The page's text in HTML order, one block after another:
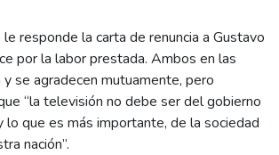
responde la carta de renuncia a Gustavo
por la labor prestada. Ambos en las
se agradecen mutuamente, pero
“la televisión no debe ser del gobierno
lo que es más importante, de la sociedad
nación”.